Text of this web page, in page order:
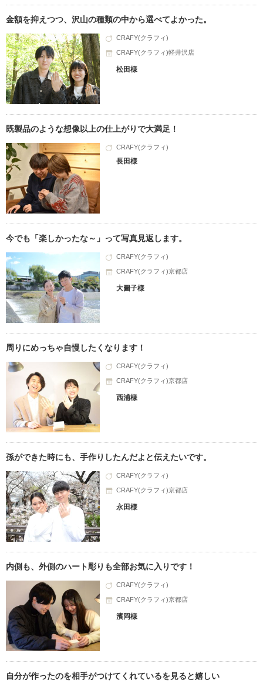
金額を抑えつつ、沢山の種類の中から選べてよかった。
CRAFY(クラフィ)
CRAFY(クラフィ)軽井沢店
松田様
既製品のような想像以上の仕上がりで大満足！
CRAFY(クラフィ)
長田様
今でも「楽しかったな～」って写真見返します。
CRAFY(クラフィ)
CRAFY(クラフィ)京都店
大圖子様
周りにめっちゃ自慢したくなります！
CRAFY(クラフィ)
CRAFY(クラフィ)京都店
西浦様
孫ができた時にも、手作りしたんだよと伝えたいです。
CRAFY(クラフィ)
CRAFY(クラフィ)京都店
永田様
内側も、外側のハート彫りも全部お気に入りです！
CRAFY(クラフィ)
CRAFY(クラフィ)京都店
濱岡様
自分が作ったのを相手がつけてくれているを見ると嬉しい